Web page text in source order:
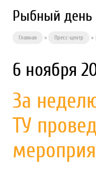
Рыбный день
Главная » Пресс-центр »
6 ноября
За
ТУ